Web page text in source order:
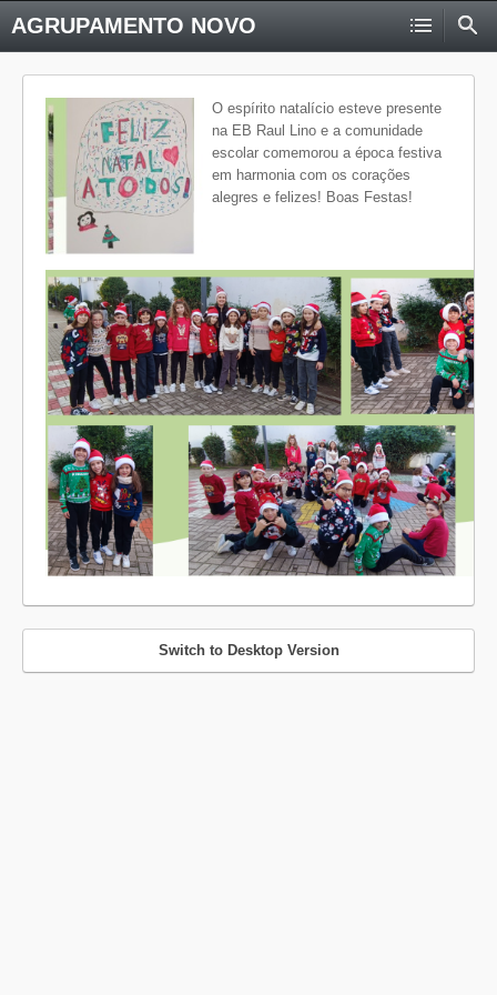
AGRUPAMENTO NOVO
O espírito natalício esteve presente
na EB Raul Lino e a comunidade
escolar comemorou a época festiva
em harmonia com os corações
alegres e felizes! Boas Festas!
Switch to Desktop Version